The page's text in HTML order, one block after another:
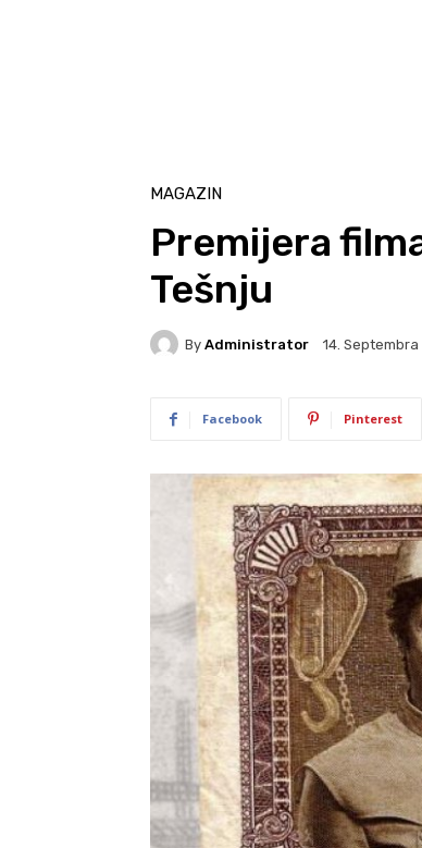
MAGAZIN
Premijera
Tešnju
By Administrator 14. Septembra
Facebook Pinterest